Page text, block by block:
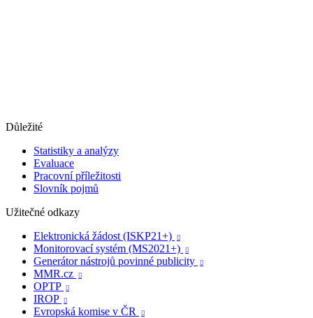
Důležité
Statistiky a analýzy
Evaluace
Pracovní příležitosti
Slovník pojmů
Užitečné odkazy
Elektronická žádost (ISKP21+)

Monitorovací systém (MS2021+) 
Generátor nástrojů povinné publicity 
MMR.cz 
OPTP 
IROP 
Evropská komise v ČR 